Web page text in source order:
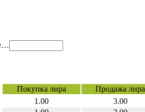
…
Покупка лира
Продажа лира
1.00
3.00